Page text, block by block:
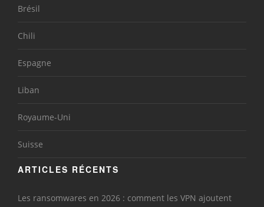
Brésil
Chili
Espagne
Liban
Royaume-Uni
Suisse
ARTICLES RÉCENTS
Les ransomwares en 2026 : comment les VPN ajoutent